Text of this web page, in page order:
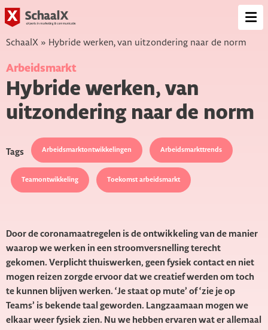
SchaalX » Hybride werken, van uitzondering naar de norm
Arbeidsmarkt
Hybride werken, van
uitzondering naar de norm
Tags Arbeidsmarktontwikkelingen Arbeidsmarkttrends
Teamontwikkeling Toekomst arbeidsmarkt
Door de coronamaatregelen is de ontwikkeling van de manier
waarop we werken in een stroomversnelling terecht
gekomen. Verplicht thuiswerken, geen fysiek contact en niet
mogen reizen zorgde ervoor dat we creatief werden om toch
te kunnen blijven werken. ‘Je staat op mute’ of ‘zie je op
Teams’ is bekende taal geworden. Langzaamaan mogen we
elkaar weer fysiek zien. Nu we hebben ervaren wat er allemaal